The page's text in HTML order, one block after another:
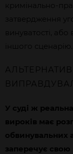
кримінально-
затвердження
винуватості,
іншого сценарію.
У суді ж
вироків має
обвинувальних
заперечує свою